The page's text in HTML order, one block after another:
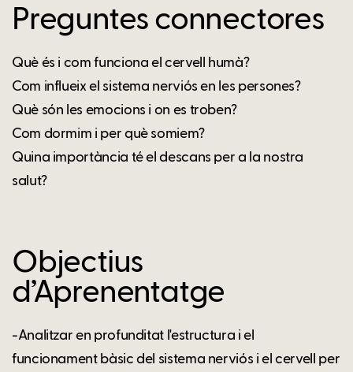
Preguntes connectores
Què és i com funciona el cervell humà?
Com influeix el sistema nerviós en les persones?
Què són les emocions i on es troben?
Com dormim i per què somiem?
Quina importància té el descans per a la nostra
salut?
Objectius
d’Aprenentatge
-Analitzar en profunditat l'estructura i el
funcionament bàsic del sistema nerviós i el cervell per